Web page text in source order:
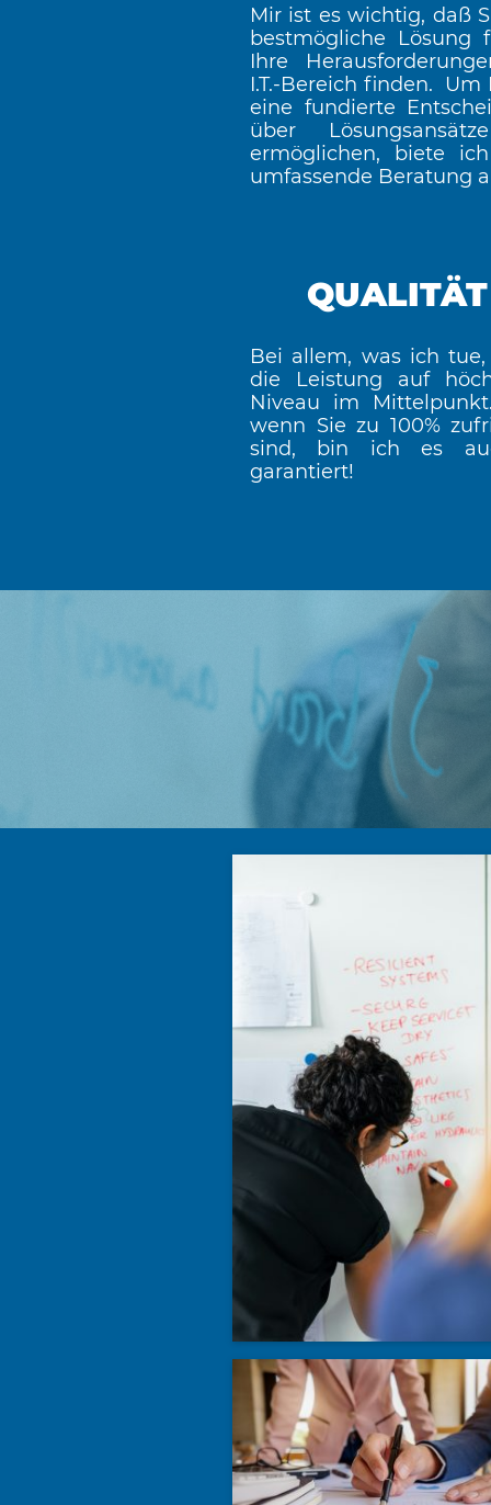
Mir ist es wichtig, daß
bestmögliche Lösung
Ihre
I.T.-Bereich finden. Um
eine fundierte
über
ermöglichen, biete
umfassende Beratung
QUALITÄT
Bei allem, was ich
die Leistung auf
Niveau im
wenn Sie zu 100%
sind, bin ich es
garantiert!